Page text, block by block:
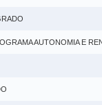
AUTONOMIA E